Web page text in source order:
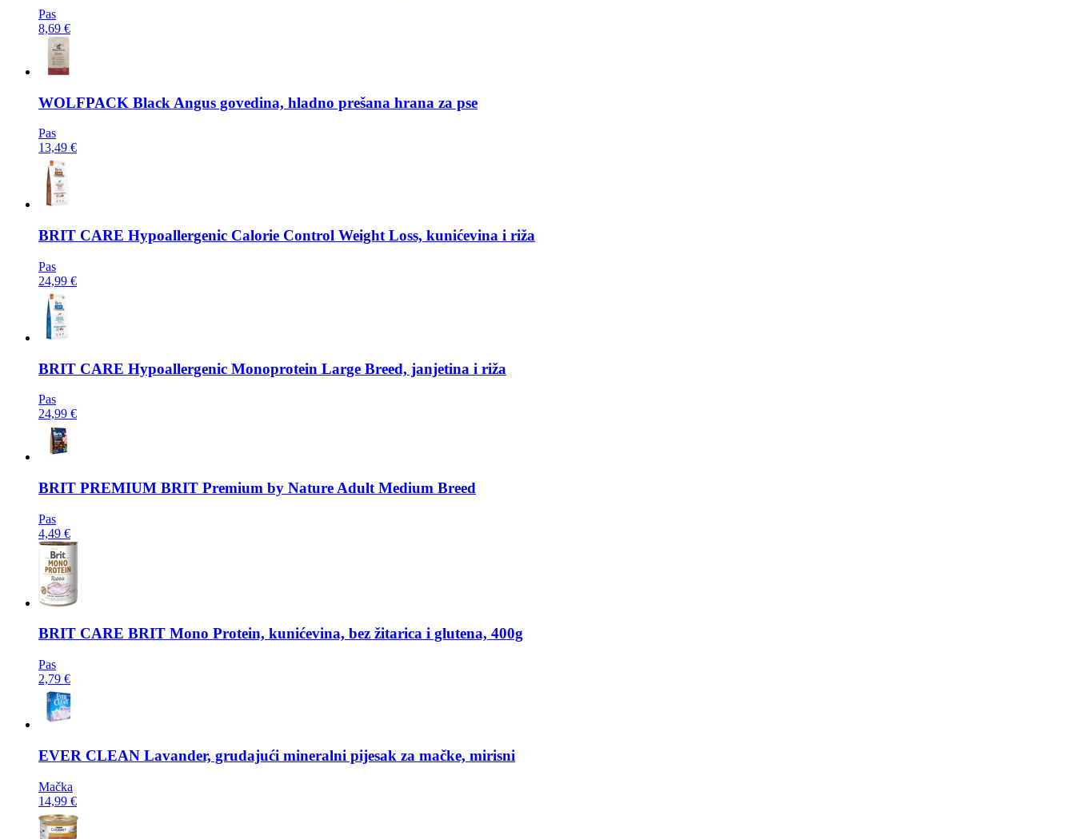
Pas
8,69 €
WOLFPACK Black Angus govedina, hladno prešana hrana za pse
Pas
13,49 €
BRIT CARE Hypoallergenic Calorie Control Weight Loss, kunićevina i riža
Pas
24,99 €
BRIT CARE Hypoallergenic Monoprotein Large Breed, janjetina i riža
Pas
24,99 €
BRIT PREMIUM BRIT Premium by Nature Adult Medium Breed
Pas
4,49 €
BRIT CARE BRIT Mono Protein, kunićevina, bez žitarica i glutena, 400g
Pas
2,79 €
EVER CLEAN Lavander, grudajući mineralni pijesak za mačke, mirisni
Mačka
14,99 €